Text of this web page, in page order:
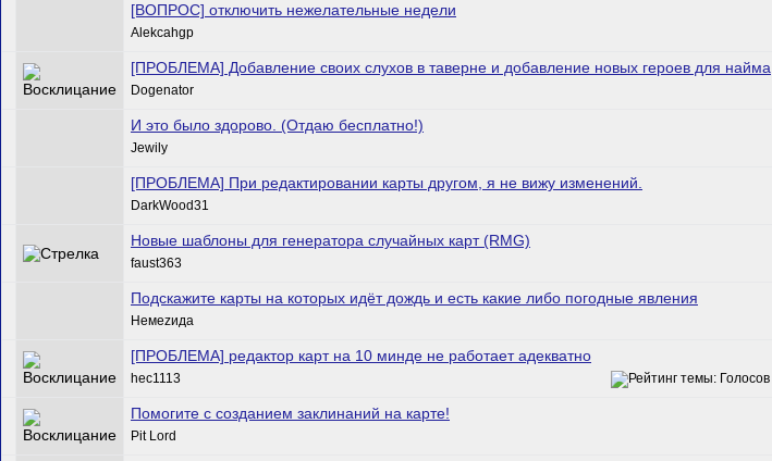
[ВОПРОС] отключить нежелательные недели
Alekcahgp
[ПРОБЛЕМА] Добавление своих слухов в таверне и добавление новых героев для найма
Dogenator
И это было здорово. (Отдаю бесплатно!)
Jewily
[ПРОБЛЕМА] При редактировании карты другом, я не вижу изменений.
DarkWood31
Новые шаблоны для генератора случайных карт (RMG)
faust363
Подскажите карты на которых идёт дождь и есть какие либо погодные явления
Немеzида
[ПРОБЛЕМА] редактор карт на 10 минде не работает адекватно
hec1113
Помогите с созданием заклинаний на карте!
Pit Lord